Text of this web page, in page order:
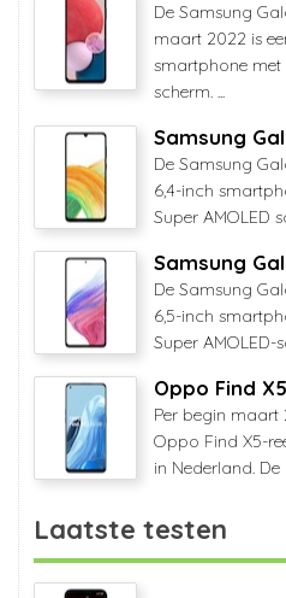
De Samsung
maart 2022 is
smartphone met
scherm. ...
Samsung
De Samsung
6,4-inch
Super AMOLED
Samsung
De Samsung
6,5-inch
Super AMOLED-
Oppo Find
Per begin maart
Oppo Find X5-
in Nederland. De
Laatste testen